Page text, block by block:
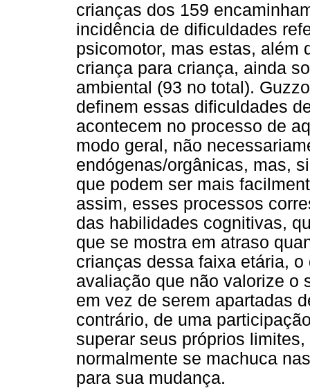
crianças dos 159
incidência de dificuldades
psicomotor, mas estas, além
criança para criança, ainda
ambiental (93 no total).
definem essas dificuldades
acontecem no processo de
modo geral, não
endógenas/orgânicas, mas,
que podem ser mais
assim, esses processos
das habilidades cognitivas,
que se mostra em atraso
crianças dessa faixa etária,
avaliação que não valorize o
em vez de serem apartadas
contrário, de uma
superar seus próprios
normalmente se machuca
para sua mudança.